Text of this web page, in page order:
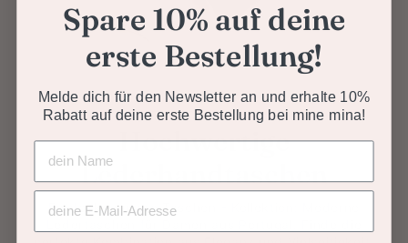
LEDERTASCHEN KAUFEN
Hochwertige
Lederhandtaschen
Entdecke unsere Taschen - Kollektion: Moderne
Spare 10% auf deine
erste Bestellung!
Melde dich für den Newsletter an und erhalte 10%
Rabatt auf deine erste Bestellung bei mine mina!